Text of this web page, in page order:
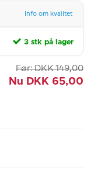
Info om kvalitet
3 stk på lager
Før: DKK 149,00
Nu DKK 65,00